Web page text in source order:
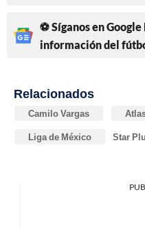
⚽ Síganos en
información del
Relacionados
Camilo Vargas
Liga de México Star